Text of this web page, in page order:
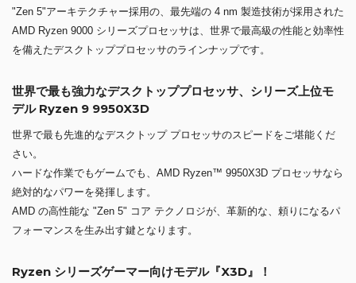
"Zen 5"アーキテクチャー採用の、最先端の 4 nm 製造技術が採用された
AMD Ryzen 9000 シリーズプロセッサは、世界で最高級の性能と効率性
を備えたデスクトッププロセッサのラインナップです。
世界で最も強力なデスクトッププロセッサ、シリーズ上位モ
デル Ryzen 9 9950X3D
世界で最も先進的なデスクトップ プロセッサのスピードをご堪能くだ
さい。
ハードな作業でもゲームでも、AMD Ryzen™ 9950X3D プロセッサなら
絶対的なパワーを発揮します。
AMD の高性能な "Zen 5" コア テクノロジが、革新的な、頼りになるパ
フォーマンスを生み出す鍵となります。
Ryzen シリーズゲーマー向けモデル『X3D』！